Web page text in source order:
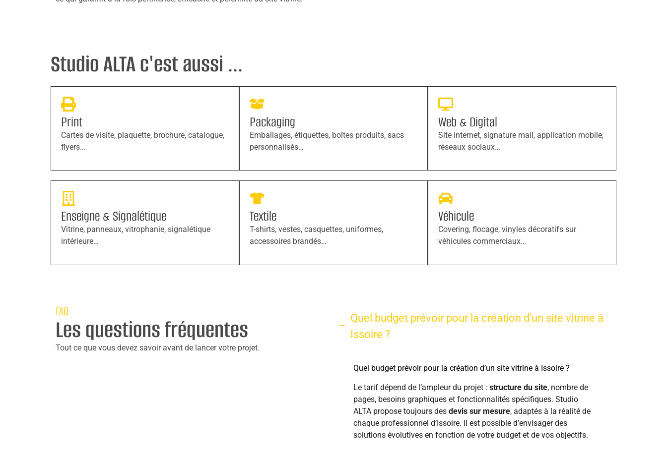
Studio ALTA c'est aussi ...
Print
Cartes de visite, plaquette, brochure, catalogue,
flyers…
Packaging
Emballages, étiquettes, boîtes produits, sacs
personnalisés…
Web & Digital
Site internet, signature mail, application mobile,
réseaux sociaux…
Enseigne & Signalétique
Vitrine, panneaux, vitrophanie, signalétique
intérieure…
Textile
T-shirts, vestes, casquettes, uniformes,
accessoires brandés…
Véhicule
Covering, flocage, vinyles décoratifs sur
véhicules commerciaux…
FAQ
Les questions fréquentes
Tout ce que vous devez savoir avant de lancer votre projet.
Quel budget prévoir pour la création d’un site vitrine à
Issoire ?
Quel budget prévoir pour la création d’un site vitrine à Issoire ?
Le tarif dépend de l’ampleur du projet : structure du site, nombre de
pages, besoins graphiques et fonctionnalités spécifiques. Studio
ALTA propose toujours des devis sur mesure, adaptés à la réalité de
chaque professionnel d’Issoire. Il est possible d’envisager des
solutions évolutives en fonction de votre budget et de vos objectifs.